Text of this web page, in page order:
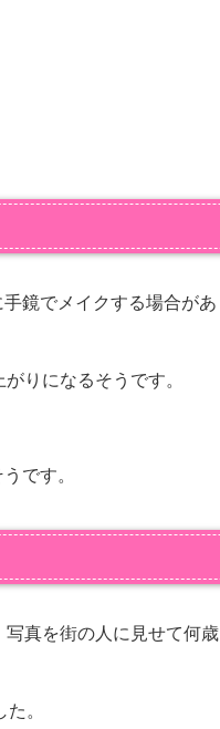
鏡でメイクする場合があ
りになるそうです。
です。
真を街の人に見せて何歳
。